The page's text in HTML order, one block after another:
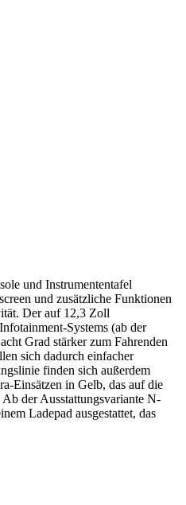
und Instrumententafel
und zusätzliche Funktionen
Der auf 12,3 Zoll
Systems (ab der
Grad stärker zum Fahrenden
sich dadurch einfacher
finden sich außerdem
Einsätzen in Gelb, das auf die
der Ausstattungsvariante N-
Ladepad ausgestattet, das